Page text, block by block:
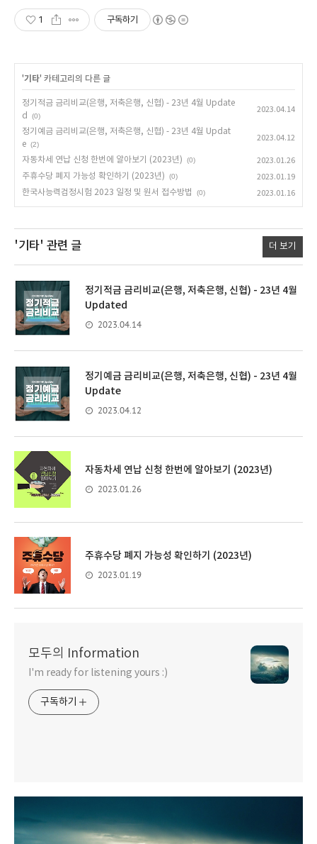
1 구독하기
'기타' 카테고리의 다른 글
정기적금 금리비교(은행, 저축은행, 신협) - 23년 4월 Update
d
(0)
2023.04.14
정기예금 금리비교(은행, 저축은행, 신협) - 23년 4월 Updat
e (2)
2023.04.12
자동차세 연납 신청 한번에 알아보기 (2023년) (0)
2023.01.26
주휴수당 폐지 가능성 확인하기 (2023년)
(0)
2023.01.19
한국사능력검정시험 2023 일정 및 원서 접수방법
(0) 2023.01.16
'기타' 관련 글 더 보기
정기적금 금리비교(은행, 저축은행, 신협) - 23년 4월
Updated
2023.04.14
정기예금 금리비교(은행, 저축은행, 신협) - 23년 4월
Update
2023.04.12
자동차세 연납 신청 한번에 알아보기 (2023년)
2023.01.26
주휴수당 폐지 가능성 확인하기 (2023년)
2023.01.19
모두의 Information
I'm ready for listening yours :)
구독하기